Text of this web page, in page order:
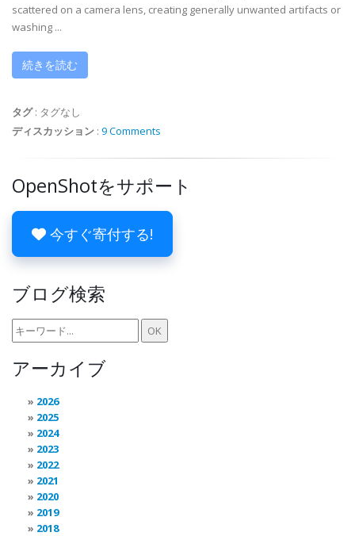
scattered on a camera lens, creating generally unwanted artifacts or
washing ...
続きを読む
タグ: タグなし
ディスカッション : 9 Comments
OpenShotをサポート
今すぐ寄付する!
ブログ検索
アーカイブ
2026
2025
2024
2023
2022
2021
2020
2019
2018